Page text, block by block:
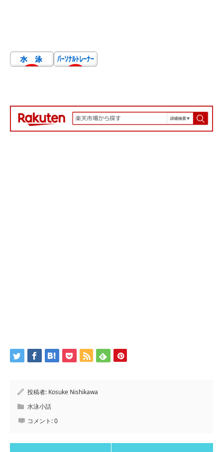
投稿者: Kosuke Nishikawa
水泳小話
コメント:0